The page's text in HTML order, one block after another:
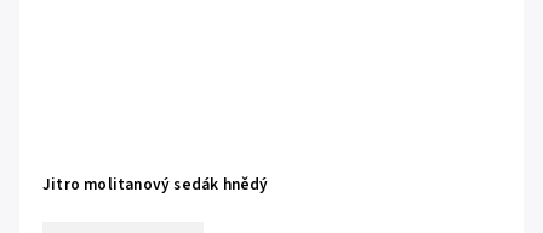
Jitro molitanový sedák hnědý